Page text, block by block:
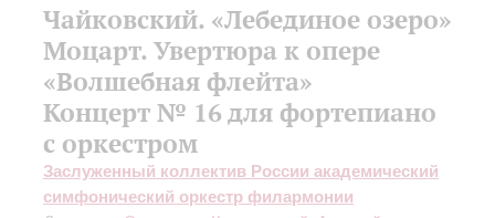
Чайковский. «Лебединое озеро»
Моцарт. Увертюра к опере
«Волшебная флейта»
Концерт № 16 для фортепиано
с оркестром
Заслуженный коллектив России академический
симфонический оркестр филармонии